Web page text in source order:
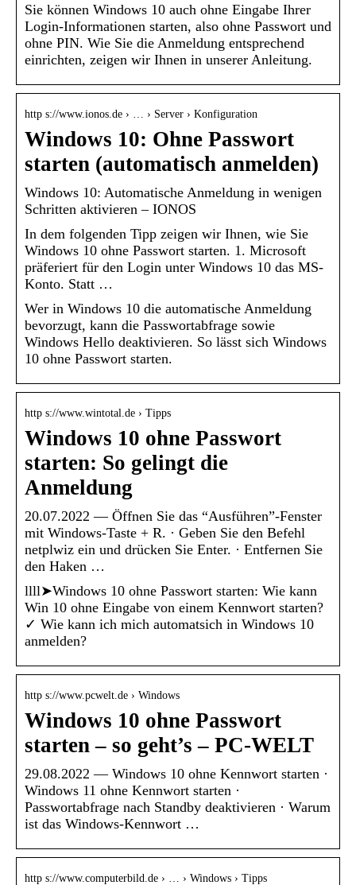
Sie können Windows 10 auch ohne Eingabe Ihrer
Login-Informationen starten, also ohne Passwort und
ohne PIN. Wie Sie die Anmeldung entsprechend
einrichten, zeigen wir Ihnen in unserer Anleitung.
http s://www.ionos.de › … › Server › Konfiguration
Windows 10: Ohne Passwort
starten (automatisch anmelden)
Windows 10: Automatische Anmeldung in wenigen
Schritten aktivieren – IONOS
In dem folgenden Tipp zeigen wir Ihnen, wie Sie
Windows 10 ohne Passwort starten. 1. Microsoft
präferiert für den Login unter Windows 10 das MS-
Konto. Statt …
Wer in Windows 10 die automatische Anmeldung
bevorzugt, kann die Passwortabfrage sowie
Windows Hello deaktivieren. So lässt sich Windows
10 ohne Passwort starten.
http s://www.wintotal.de › Tipps
Windows 10 ohne Passwort
starten: So gelingt die
Anmeldung
20.07.2022 — Öffnen Sie das “Ausführen”-Fenster
mit Windows-Taste + R. · Geben Sie den Befehl
netplwiz ein und drücken Sie Enter. · Entfernen Sie
den Haken …
llll➤Windows 10 ohne Passwort starten: Wie kann
Win 10 ohne Eingabe von einem Kennwort starten?
✓ Wie kann ich mich automatsich in Windows 10
anmelden?
http s://www.pcwelt.de › Windows
Windows 10 ohne Passwort
starten – so geht’s – PC-WELT
29.08.2022 — Windows 10 ohne Kennwort starten ·
Windows 11 ohne Kennwort starten ·
Passwortabfrage nach Standby deaktivieren · Warum
ist das Windows-Kennwort …
http s://www.computerbild.de › … › Windows › Tipps